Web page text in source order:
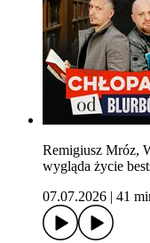
Remigiusz Mróz,
wygląda życie
07.07.2026
41